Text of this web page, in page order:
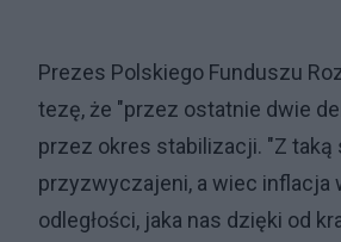
Prezes Polskiego Funduszu
tezę, że "przez ostatnie dwie
przez okres stabilizacji. "Z
przyzwyczajeni, a wiec inflacja
odległości, jaka nas dzięki od